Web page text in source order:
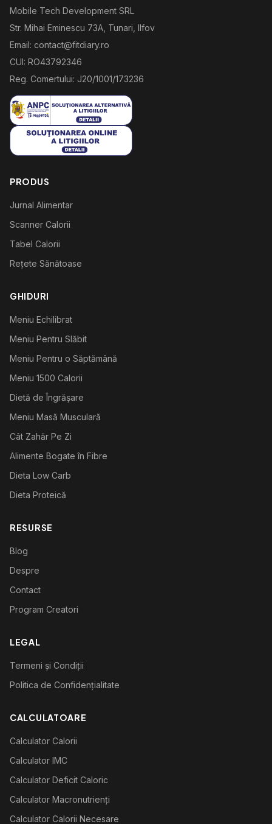
Mobile Tech Development SRL
Str. Mihai Eminescu 73A, Tunari, Ilfov
Email: contact@fitdiary.ro
CUI: RO43792346
Reg. Comertului: J20/1001/173236
PRODUS
Jurnal Alimentar
Scanner Calorii
Tabel Calorii
Rețete Sănătoase
GHIDURI
Meniu Echilibrat
Meniu Pentru Slăbit
Meniu Pentru o Săptămână
Meniu 1500 Calorii
Dietă de Îngrășare
Meniu Masă Musculară
Cât Zahăr Pe Zi
Alimente Bogate în Fibre
Dieta Low Carb
Dieta Proteică
RESURSE
Blog
Despre
Contact
Program Creatori
LEGAL
Termeni și Condiții
Politica de Confidențialitate
CALCULATOARE
Calculator Calorii
Calculator IMC
Calculator Deficit Caloric
Calculator Macronutrienți
Calculator Calorii Necesare